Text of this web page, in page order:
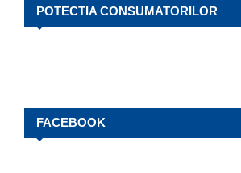
POTECTIA CONSUMATORILOR
FACEBOOK